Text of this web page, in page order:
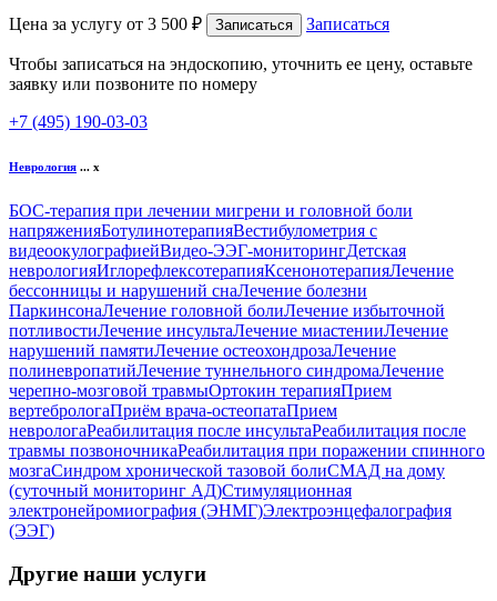
Цена за услугу от 3 500 ₽ Записаться Записаться
Чтобы записаться на эндоскопию, уточнить ее цену, оставьте
заявку или позвоните по номеру
+7 (495) 190-03-03
Неврология ... x
БОС-терапия при лечении мигрени и головной боли
напряженияБотулинотерапияВестибулометрия с
видеоокулографиейВидео-ЭЭГ-мониторингДетская
неврологияИглорефлексотерапияКсенонотерапияЛечение
бессонницы и нарушений снаЛечение болезни
ПаркинсонаЛечение головной болиЛечение избыточной
потливостиЛечение инсультаЛечение миастенииЛечение
нарушений памятиЛечение остеохондрозаЛечение
полиневропатийЛечение туннельного синдромаЛечение
черепно-мозговой травмыОртокин терапияПрием
вертебрологаПриём врача-остеопатаПрием
неврологаРеабилитация после инсультаРеабилитация после
травмы позвоночникаРеабилитация при поражении спинного
мозгаСиндром хронической тазовой болиСМАД на дому
(суточный мониторинг АД)Стимуляционная
электронейромиография (ЭНМГ)Электроэнцефалография
(ЭЭГ)
Другие наши услуги